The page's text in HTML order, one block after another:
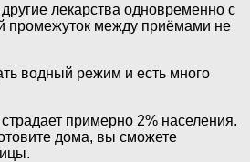
другие лекарства одновременно с
промежуток между приёмами не
водный режим и есть много
примерно 2% населения.
дома, вы сможете